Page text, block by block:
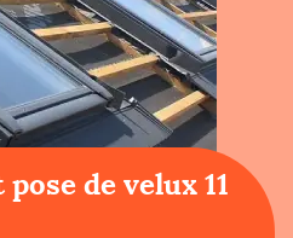
de velux 11